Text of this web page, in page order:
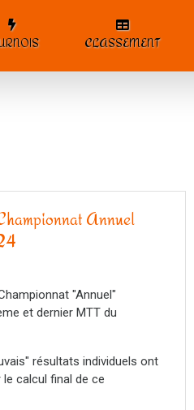
CLASSEMENT
Annuel
"Annuel"
et dernier MTT du
résultats individuels ont
calcul final de ce